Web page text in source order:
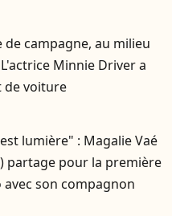
campagne, au milieu
Minnie Driver a
de voiture
lumière" : Magalie Vaé
partage pour la première
son compagnon